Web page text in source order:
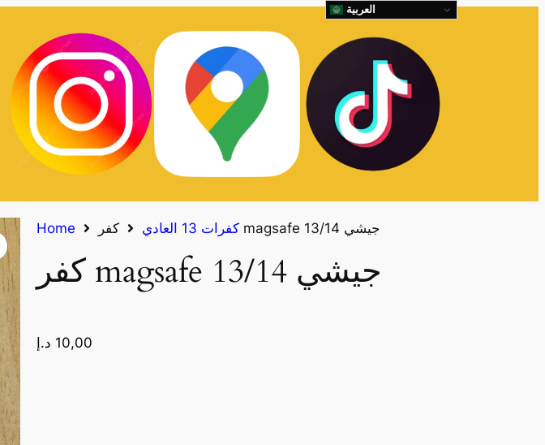
Home كفرات 13 العادي كفر magsafe جيشي 13/14
كفر magsafe جيشي 13/14
10,00 د.إ
العربية